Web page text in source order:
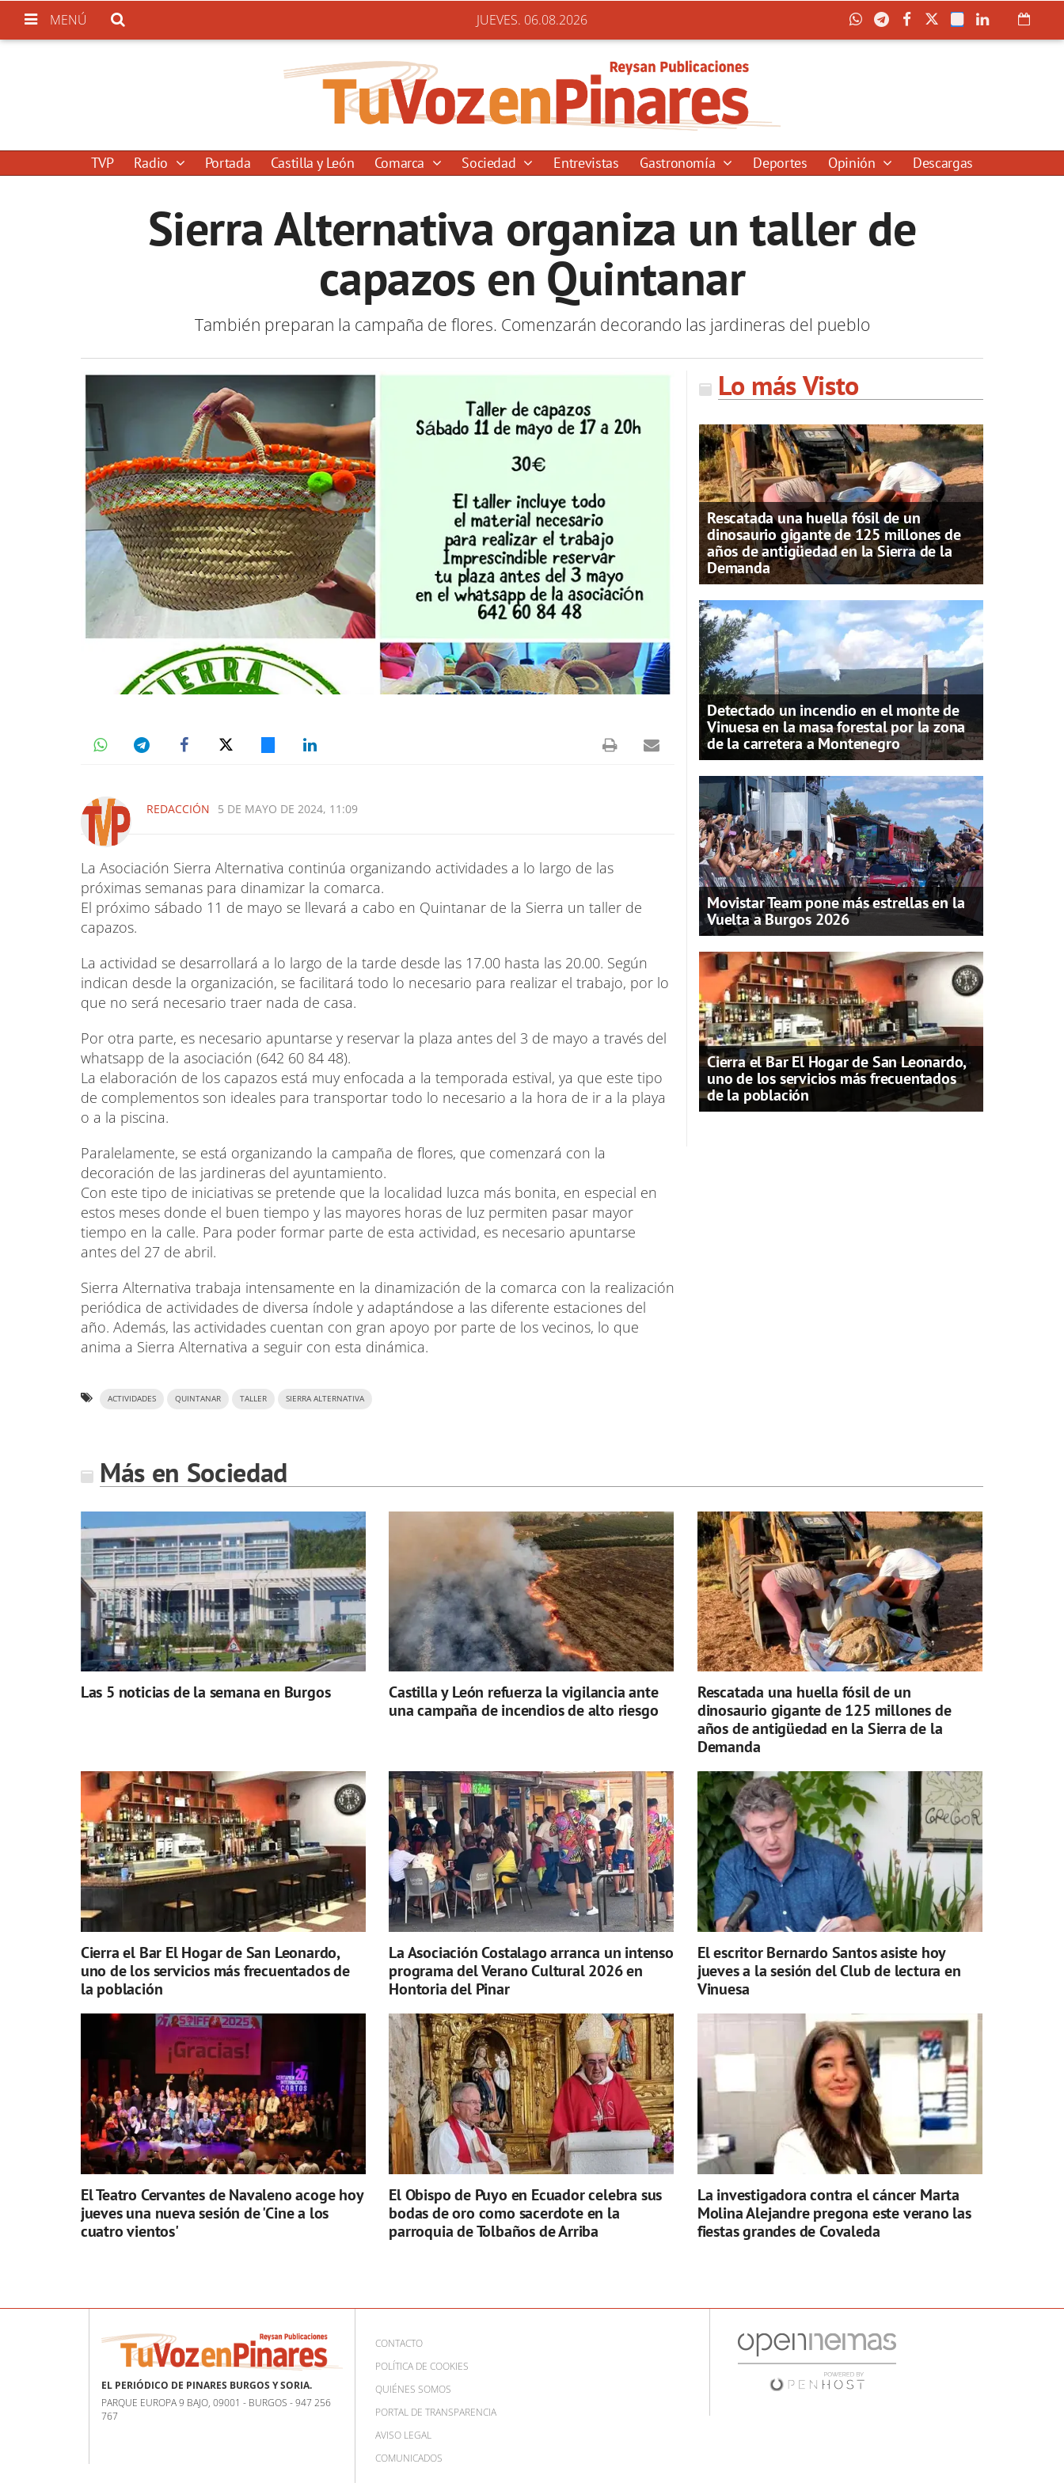
MENÚ JUEVES. 06.08.2026
TVP Radio Portada Castilla y León Comarca Sociedad Entrevistas Gastronomía Deportes Opinión Descargas
Sierra Alternativa organiza un taller de
capazos en Quintanar
También preparan la campaña de flores. Comenzarán decorando las jardineras del pueblo
REDACCIÓN 5 DE MAYO DE 2024, 11:09
La Asociación Sierra Alternativa continúa organizando actividades a lo largo de las
próximas semanas para dinamizar la comarca.
El próximo sábado 11 de mayo se llevará a cabo en Quintanar de la Sierra un taller de
capazos.
La actividad se desarrollará a lo largo de la tarde desde las 17.00 hasta las 20.00. Según
indican desde la organización, se facilitará todo lo necesario para realizar el trabajo, por lo
que no será necesario traer nada de casa.
Por otra parte, es necesario apuntarse y reservar la plaza antes del 3 de mayo a través del
whatsapp de la asociación (642 60 84 48).
La elaboración de los capazos está muy enfocada a la temporada estival, ya que este tipo
de complementos son ideales para transportar todo lo necesario a la hora de ir a la playa
o a la piscina.
Paralelamente, se está organizando la campaña de flores, que comenzará con la
decoración de las jardineras del ayuntamiento.
Con este tipo de iniciativas se pretende que la localidad luzca más bonita, en especial en
estos meses donde el buen tiempo y las mayores horas de luz permiten pasar mayor
tiempo en la calle. Para poder formar parte de esta actividad, es necesario apuntarse
antes del 27 de abril.
Sierra Alternativa trabaja intensamente en la dinamización de la comarca con la realización
periódica de actividades de diversa índole y adaptándose a las diferente estaciones del
año. Además, las actividades cuentan con gran apoyo por parte de los vecinos, lo que
anima a Sierra Alternativa a seguir con esta dinámica.
ACTIVIDADES QUINTANAR TALLER SIERRA ALTERNATIVA
Lo más Visto
Rescatada una huella fósil de un
dinosaurio gigante de 125 millones de
años de antigüedad en la Sierra de la
Demanda
Detectado un incendio en el monte de
Vinuesa en la masa forestal por la zona
de la carretera a Montenegro
Movistar Team pone más estrellas en la
Vuelta a Burgos 2026
Cierra el Bar El Hogar de San Leonardo,
uno de los servicios más frecuentados
de la población
Más en Sociedad
Las 5 noticias de la semana en Burgos
Castilla y León refuerza la vigilancia ante
una campaña de incendios de alto riesgo
Rescatada una huella fósil de un
dinosaurio gigante de 125 millones de
años de antigüedad en la Sierra de la
Demanda
Cierra el Bar El Hogar de San Leonardo,
uno de los servicios más frecuentados de
la población
La Asociación Costalago arranca un intenso
programa del Verano Cultural 2026 en
Hontoria del Pinar
El escritor Bernardo Santos asiste hoy
jueves a la sesión del Club de lectura en
Vinuesa
El Teatro Cervantes de Navaleno acoge hoy
jueves una nueva sesión de 'Cine a los
cuatro vientos'
El Obispo de Puyo en Ecuador celebra sus
bodas de oro como sacerdote en la
parroquia de Tolbaños de Arriba
La investigadora contra el cáncer Marta
Molina Alejandre pregona este verano las
fiestas grandes de Covaleda
EL PERIÓDICO DE PINARES BURGOS Y SORIA.
PARQUE EUROPA 9 BAJO, 09001 - BURGOS - 947 256
767
CONTACTO
POLÍTICA DE COOKIES
QUIÉNES SOMOS
PORTAL DE TRANSPARENCIA
AVISO LEGAL
COMUNICADOS